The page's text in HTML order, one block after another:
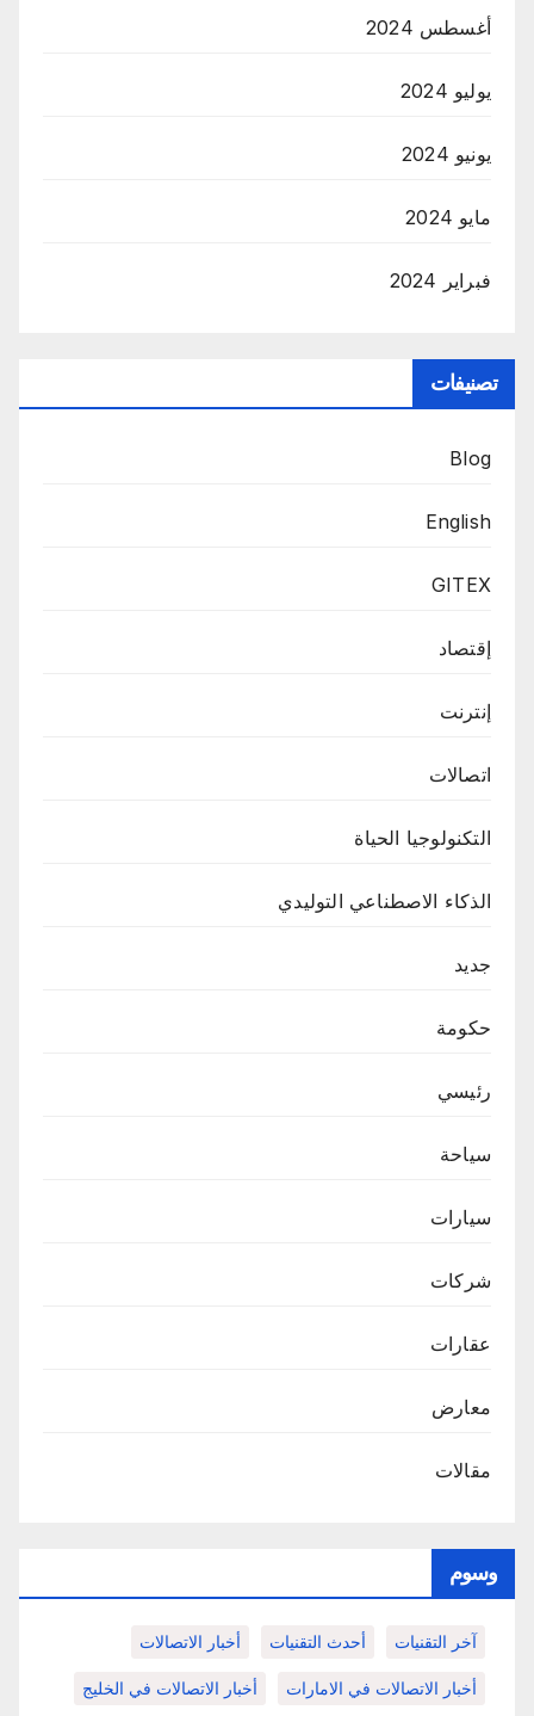
أغسطس 2024
يوليو 2024
يونيو 2024
مايو 2024
فبراير 2024
تصنيفات
Blog
English
GITEX
إقتصاد
إنترنت
اتصالات
التكنولوجيا الحياة
الذكاء الاصطناعي التوليدي
جديد
حكومة
رئيسي
سياحة
سيارات
شركات
عقارات
معارض
مقالات
وسوم
آخر التقنيات أحدث التقنيات أخبار الاتصالات
أخبار الاتصالات في الامارات أخبار الاتصالات في الخليج